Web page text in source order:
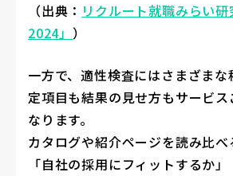
（出典： リクルート就職みらい
2024」 ）
一方で、適性検査にはさまざまな
定項目も結果の見せ方もサービ
なります。
カタログや紹介ページを読み比べ
「自社の採用にフィットするか